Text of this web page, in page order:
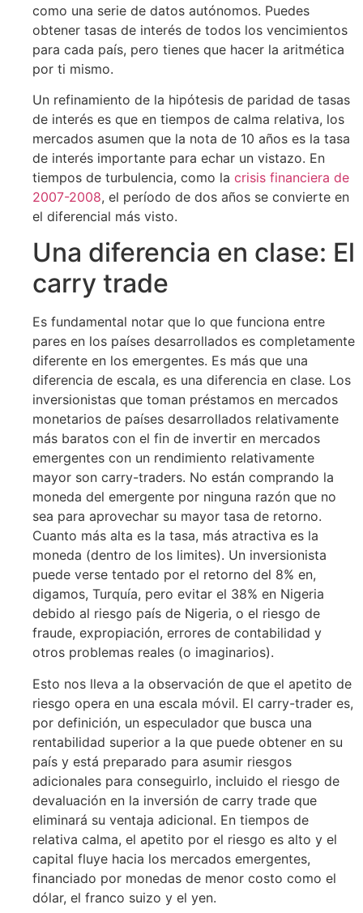
como una serie de datos autónomos. Puedes
obtener tasas de interés de todos los vencimientos
para cada país, pero tienes que hacer la aritmética
por ti mismo.
Un refinamiento de la hipótesis de paridad de tasas
de interés es que en tiempos de calma relativa, los
mercados asumen que la nota de 10 años es la tasa
de interés importante para echar un vistazo. En
tiempos de turbulencia, como la crisis financiera de
2007-2008, el período de dos años se convierte en
el diferencial más visto.
Una diferencia en clase: El
carry trade
Es fundamental notar que lo que funciona entre
pares en los países desarrollados es completamente
diferente en los emergentes. Es más que una
diferencia de escala, es una diferencia en clase. Los
inversionistas que toman préstamos en mercados
monetarios de países desarrollados relativamente
más baratos con el fin de invertir en mercados
emergentes con un rendimiento relativamente
mayor son carry-traders. No están comprando la
moneda del emergente por ninguna razón que no
sea para aprovechar su mayor tasa de retorno.
Cuanto más alta es la tasa, más atractiva es la
moneda (dentro de los limites). Un inversionista
puede verse tentado por el retorno del 8% en,
digamos, Turquía, pero evitar el 38% en Nigeria
debido al riesgo país de Nigeria, o el riesgo de
fraude, expropiación, errores de contabilidad y
otros problemas reales (o imaginarios).
Esto nos lleva a la observación de que el apetito de
riesgo opera en una escala móvil. El carry-trader es,
por definición, un especulador que busca una
rentabilidad superior a la que puede obtener en su
país y está preparado para asumir riesgos
adicionales para conseguirlo, incluido el riesgo de
devaluación en la inversión de carry trade que
eliminará su ventaja adicional. En tiempos de
relativa calma, el apetito por el riesgo es alto y el
capital fluye hacia los mercados emergentes,
financiado por monedas de menor costo como el
dólar, el franco suizo y el yen.